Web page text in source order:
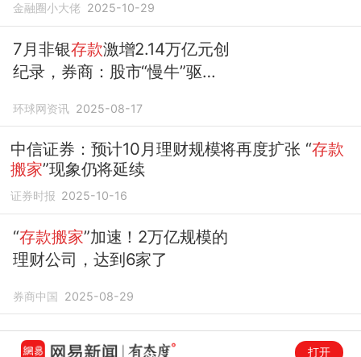
金融圈小大佬 2025-10-29
7月非银存款激增2.14万亿元创
纪录，券商：股市“慢牛”驱动
环球网资讯 2025-08-17
中信证券：预计10月理财规模将再度扩张 “存款
搬家”现象仍将延续
证券时报 2025-10-16
“存款搬家”加速！2万亿规模的
理财公司，达到6家了
券商中国 2025-08-29
打开